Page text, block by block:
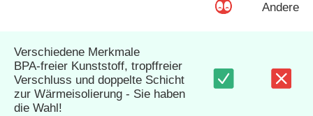
Andere
Verschiedene Merkmale
BPA-freier Kunststoff, tropffreier
Verschluss und doppelte Schicht
zur Wärmeisolierung - Sie haben
die Wahl!